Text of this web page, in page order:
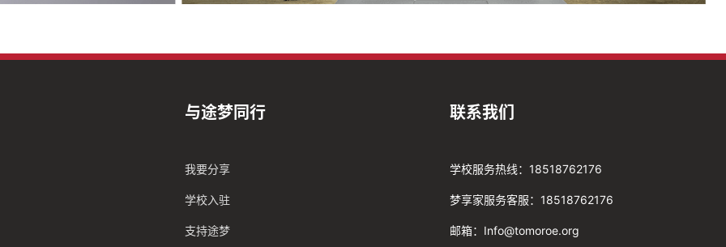
与途梦同行
我要分享
学校入驻
支持途梦
联系我们
学校服务热线：18518762176
梦享家服务客服：18518762176
邮箱：Info@tomoroe.org